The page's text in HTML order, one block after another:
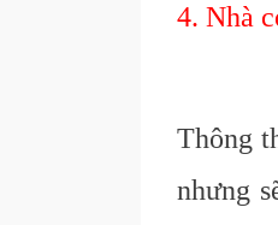
4. Nhà
Thông
nhưng